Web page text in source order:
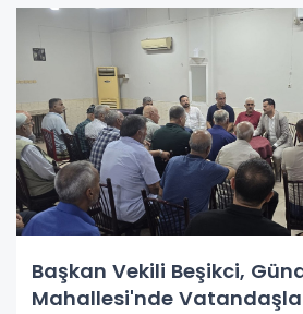
Başkan Vekili Beşikci,
Mahallesi'nde